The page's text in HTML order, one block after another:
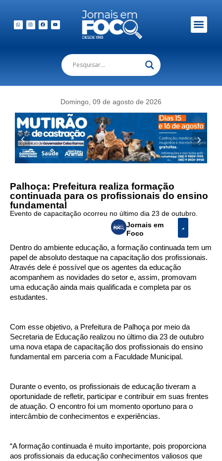
Domingo, 09 de agosto de 2026
Palhoça: Prefeitura realiza formação
continuada para os profissionais do ensino
fundamental
Evento de capacitação ocorreu no último dia 23 de outubro.
Jornais em
Foco
Dentro do ambiente educação, a formação continuada tem um
papel de absoluto destaque na capacitação dos profissionais.
Através dele é possível que os agentes da educação
acompanhem as novidades do setor e, assim, promovam
uma educação ainda mais qualificada e completa par os
estudantes.
Com esse objetivo, a Prefeitura de Palhoça por meio da
Secretaria de Educação realizou no último dia 23 de outubro
uma nova etapa de capacitação dos profissionais do ensino
fundamental em parceria com a Faculdade Municipal.
Durante o evento, os profissionais de educação tiveram a
oportunidade de refletir, participar e contribuir em suas frentes
de atuação. O encontro foi um momento oportuno para o
intercâmbio de conhecimentos e experiências.
“A formação continuada é muito importante, pois proporciona
aos profissionais da educação conhecimentos valiosos que